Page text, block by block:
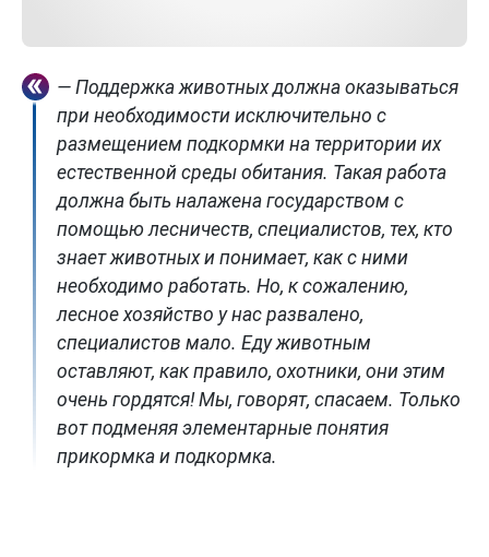
— Поддержка животных должна оказываться
при необходимости исключительно с
размещением подкормки на территории их
естественной среды обитания. Такая работа
должна быть налажена государством с
помощью лесничеств, специалистов, тех, кто
знает животных и понимает, как с ними
необходимо работать. Но, к сожалению,
лесное хозяйство у нас развалено,
специалистов мало. Еду животным
оставляют, как правило, охотники, они этим
очень гордятся! Мы, говорят, спасаем. Только
вот подменяя элементарные понятия
прикормка и подкормка.